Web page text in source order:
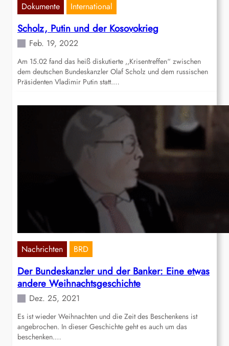
Dokumente International
Scholz, Putin und der Kosovokrieg
Feb. 19, 2022
Am 15.02 fand das heiß diskutierte ,,Krisentreffen“ zwischen
dem deutschen Bundeskanzler Olaf Scholz und dem russischen
Präsidenten Vladimir Putin statt.…
Nachrichten BRD
Der Bundeskanzler und der Banker: Eine etwas
andere Weihnachtsgeschichte
Dez. 25, 2021
Es ist wieder Weihnachten und die Zeit des Beschenkens ist
angebrochen. In dieser Geschichte geht es auch um das
beschenken.…